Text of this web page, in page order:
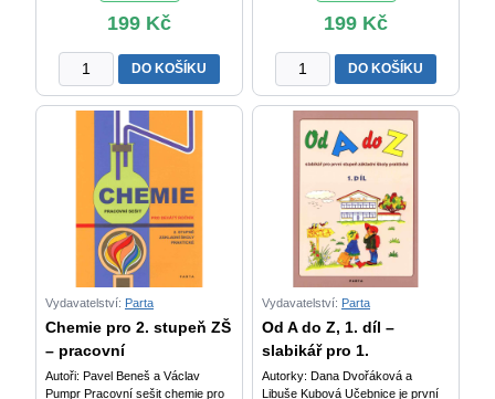
199 Kč
Pracovní
sešit
předškoláka
množství
DO KOŠÍKU
199 Kč
PRACOVNÍ
SEŠIT
PŘEDŠKOLÁKA
Příprava
úspěšný
škole
množství
DO KOŠÍKU
Vydavatelství: Parta
Chemie pro 2. stupeň ZŠ
– pracovní
Autoři: Pavel Beneš a Václav
Pumpr Pracovní sešit chemie pro
Vydavatelství: Parta
Od A do Z, 1. díl –
slabikář pro 1.
Autorky: Dana Dvořáková a
Libuše Kubová Učebnice je první